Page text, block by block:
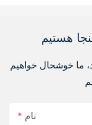
ما خوشحال خواهیم
نام